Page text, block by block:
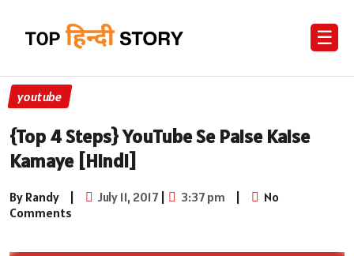
☰
youtube
{Top 4 Steps} YouTube Se Paise Kaise
Kamaye [Hindi]
By Randy | July 11, 2017| 3:37 pm |
No
Comments